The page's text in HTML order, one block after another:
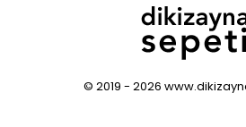
© 2019 - 2026